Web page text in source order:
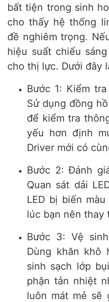
bất tiện trong sinh
cho thấy hệ thống
đề nghiêm trọng.
hiệu suất chiếu
cho thị lực. Dưới đây
Bước 1: Kiểm
Sử dụng đồng
để kiểm tra
yếu hơn định
Driver mới có
Bước 2: Đánh
Quan sát dải
LED bị biến
lúc bạn nên thay
Bước 3: Vệ
Dùng khăn khô
sinh sạch lớp
phận tản nhiệt
luôn mát mẻ sẽ